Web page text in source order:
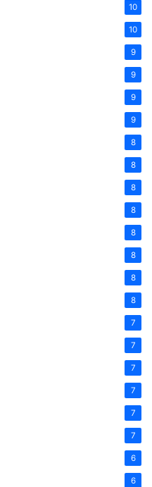
10
10
9
9
9
9
8
8
8
8
8
8
8
8
7
7
7
7
7
7
6
6